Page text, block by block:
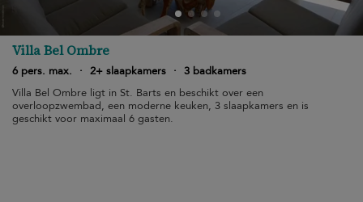
Villa Bel Ombre
6 pers. max. · 2+ slaapkamers · 3 badkamers
Villa Bel Ombre ligt in St. Barts en beschikt over een
overloopzwembad, een moderne keuken, 3 slaapkamers en is
geschikt voor maximaal 6 gasten.